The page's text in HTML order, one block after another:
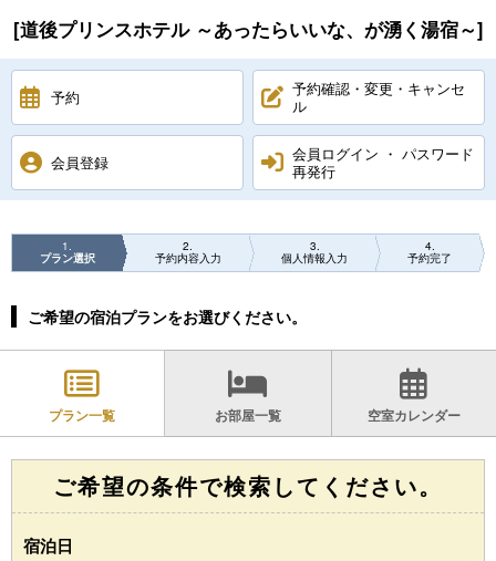
[道後プリンスホテル ～あったらいいな、が湧く湯宿～]
予約
予約確認・変更・キャンセ
ル
会員登録
会員ログイン ・ パスワード
再発行
1
プラン選択
2
予約内容入力
3
個人情報入力
4
予約完了
ご希望の宿泊プランをお選びください。
プラン一覧 お部屋一覧 空室カレンダー
ご希望の条件で検索してください。
宿泊日